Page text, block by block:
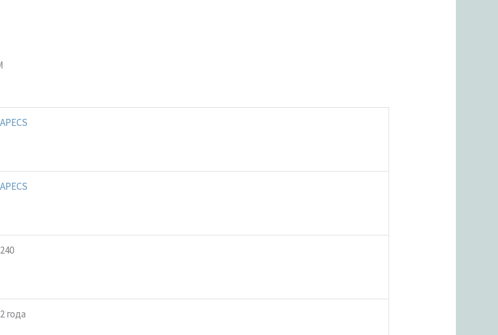
APECS
APECS
240
2 года